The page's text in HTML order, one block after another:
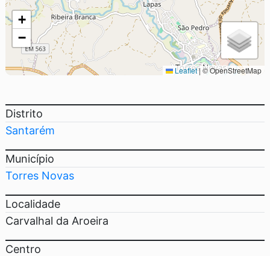
+
−
Leaflet| © OpenStreetMap
Distrito
Santarém
Município
Torres Novas
Localidade
Carvalhal da Aroeira
Centro